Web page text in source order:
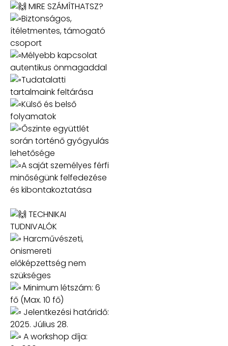
MIRE SZÁMÍTHATSZ?
Biztonságos,
ítéletmentes, támogató
csoport
Mélyebb kapcsolat
autentikus önmagaddal
Tudatalatti
tartalmaink feltárása
Külső és belső
folyamatok
Őszinte együttlét
során történő gyógyulás
lehetősége
A saját személyes férfi
minőségünk felfedezése
és kibontakoztatása
TECHNIKAI
TUDNIVALÓK
Harcművészeti,
önismereti
előképzettség nem
szükséges
Minimum létszám: 6
fő (Max. 10 fő)
Jelentkezési határidő:
2025. Július 28.
A workshop díja: